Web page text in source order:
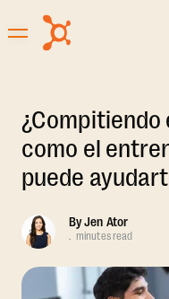
¿Compitiendo
como el
puede
ByJen Ator
. minutes read